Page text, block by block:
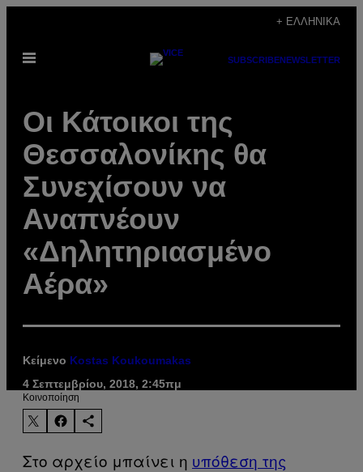
περιεχόμενο
+ ΕΛΛΗΝΙΚΆ
Ανοίξτε
SUBSCRIBENEWSLETTER
Οι Κάτοικοι της
Θεσσαλονίκης θα
Συνεχίσουν να
Αναπνέουν
«Δηλητηριασμένο
Αέρα​»
Κείμενο Kostas Koukoumakas
4 Σεπτεμβρίου, 2018, 2:45πμ
Kοινοποίηση
Στο αρχείο μπαίνει η υπόθεση της